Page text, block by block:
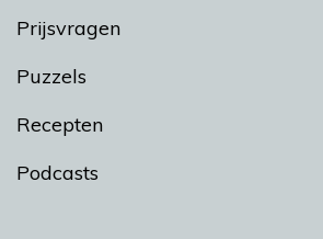
Prijsvragen
Puzzels
Recepten
Podcasts